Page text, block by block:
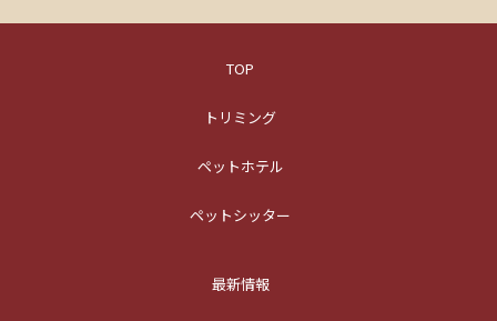
TOP
トリミング
ペットホテル
ペットシッター
最新情報